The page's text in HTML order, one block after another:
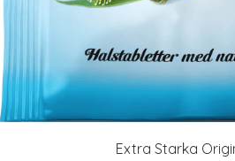
Extra Starka